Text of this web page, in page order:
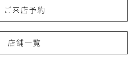
ご来店予約
店舗一覧